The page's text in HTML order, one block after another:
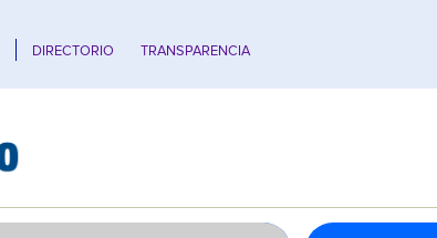
DIRECTORIO TRANSPARENCIA